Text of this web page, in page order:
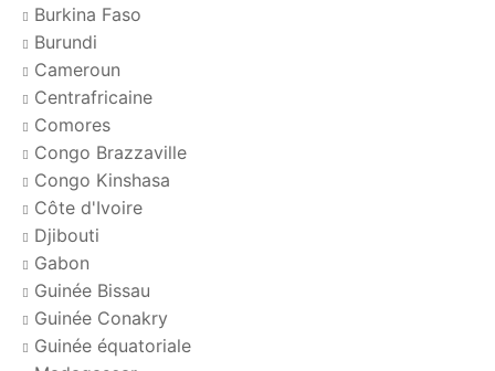
Burkina Faso
Burundi
Cameroun
Centrafricaine
Comores
Congo Brazzaville
Congo Kinshasa
Côte d'Ivoire
Djibouti
Gabon
Guinée Bissau
Guinée Conakry
Guinée équatoriale